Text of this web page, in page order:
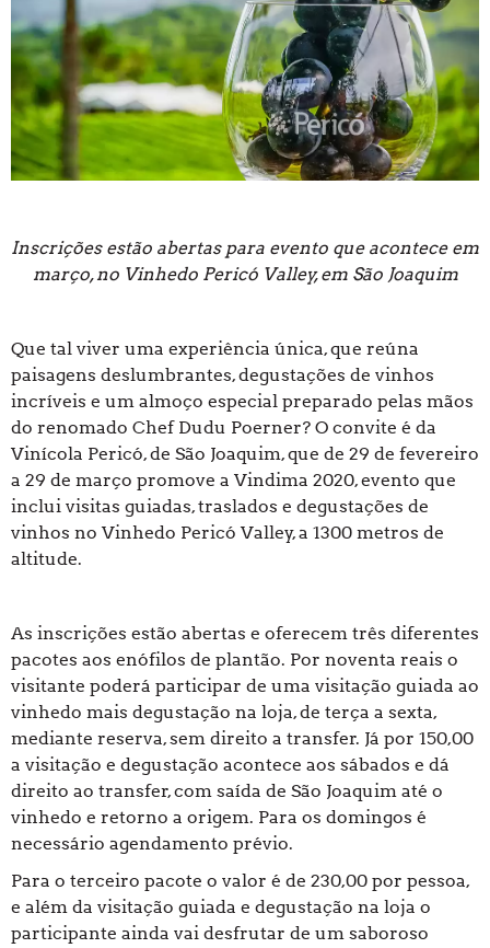
Inscrições estão abertas para evento que acontece em
março, no Vinhedo Pericó Valley, em São Joaquim
Que tal viver uma experiência única, que reúna
paisagens deslumbrantes, degustações de vinhos
incríveis e um almoço especial preparado pelas mãos
do renomado Chef Dudu Poerner? O convite é da
Vinícola Pericó, de São Joaquim, que de 29 de fevereiro
a 29 de março promove a Vindima 2020, evento que
inclui visitas guiadas, traslados e degustações de
vinhos no Vinhedo Pericó Valley, a 1300 metros de
altitude.
As inscrições estão abertas e oferecem três diferentes
pacotes aos enófilos de plantão. Por noventa reais o
visitante poderá participar de uma visitação guiada ao
vinhedo mais degustação na loja, de terça a sexta,
mediante reserva, sem direito a transfer. Já por 150,00
a visitação e degustação acontece aos sábados e dá
direito ao transfer, com saída de São Joaquim até o
vinhedo e retorno a origem. Para os domingos é
necessário agendamento prévio.
Para o terceiro pacote o valor é de 230,00 por pessoa,
e além da visitação guiada e degustação na loja o
participante ainda vai desfrutar de um saboroso